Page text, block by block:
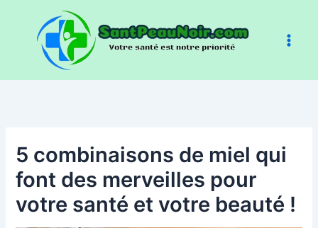
contenu
5 combinaisons de miel qui
font des merveilles pour
votre santé et votre beauté !